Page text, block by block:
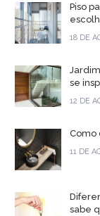
Piso
18 DE
se
12 DE
Como
11 DE
sabe